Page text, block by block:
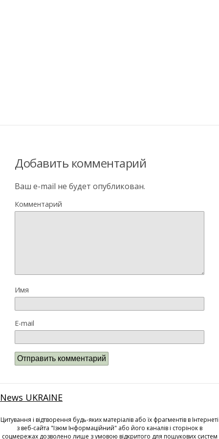
Добавить комментарий
Ваш e-mail не будет опубликован.
Комментарий
Имя
E-mail
News UKRAINE
Цитування і відтворення будь-яких матеріалів або їх фрагментів в Інтернеті
з веб-сайта "Ізюм Інформаційний" або його каналів і сторінок в
соцмережах дозволено лише з умовою відкритого для пошукових систем